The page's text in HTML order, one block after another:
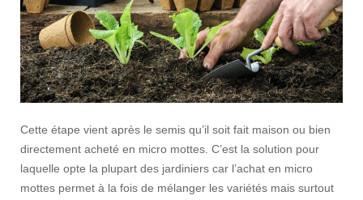
Cette étape vient après le semis qu’il soit fait maison ou bien
directement acheté en micro mottes. C’est la solution pour
laquelle opte la plupart des jardiniers car l’achat en micro
mottes permet à la fois de mélanger les variétés mais surtout